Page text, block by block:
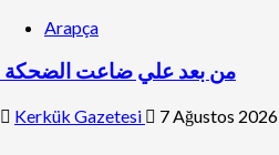
Arapça
من بعد علي ضاعت الضحكة
Kerkük Gazetesi 7 Ağustos 2026